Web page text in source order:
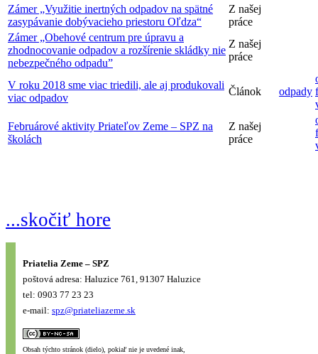
Zámer „Využitie inertných odpadov na spätné
zasypávanie dobývacieho priestoru Oľdza“
Z našej
práce
Zámer „Obehové centrum pre úpravu a
zhodnocovanie odpadov a rozšírenie skládky nie
nebezpečného odpadu”
Z našej
práce
V roku 2018 sme viac triedili, ale aj produkovali
viac odpadov
Článok odpady
Februárové aktivity Priateľov Zeme – SPZ na
školách
Z našej
práce
...skočiť hore
Priatelia Zeme – SPZ
poštová adresa: Haluzice 761, 91307 Haluzice
tel: 0903 77 23 23
e-mail: spz@priateliazeme.sk
Obsah týchto stránok (dielo), pokiaľ nie je uvedené inak,